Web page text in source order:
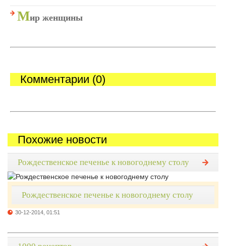
Мир женщины
Комментарии (0)
Похожие новости
Рождественское печенье к новогоднему столу
Рождественское печенье к новогоднему столу
30-12-2014, 01:51